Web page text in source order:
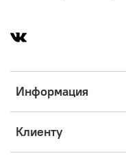
Информация
Клиенту